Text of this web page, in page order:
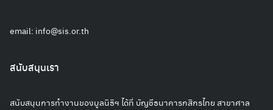
email: info@sis.or.th
สนับสนุนเรา
สนับสนุนการทำงานของมูลนิธิฯ ได้ที่ บัญชีธนาคารกสิกรไทย สาขาศาล